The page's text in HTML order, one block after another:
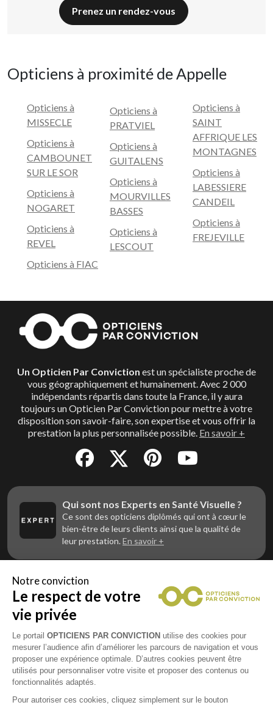
Prenez un rendez-vous
Opticiens à proximité de Appelle
Opticiens à
MISSECLE
Opticiens à
CAMBOUNET
SUR LE SOR
Opticiens à
NOGARET
Opticiens à
REVEL
Opticiens à FIAC
Opticiens à
PRATVIEL
Opticiens à
GUITALENS
Opticiens à
MOURVILLES
BASSES
Opticiens à
LESCOUT
Opticiens à
SAINT
AFFRIQUE LES
MONTAGNES
Opticiens à
LABESSIERE
CANDEIL
Opticiens à
FREJEVILLE
Un Opticien Par Conviction est un spécialiste proche de
vous géographiquement et humainement. Avec 2 000
indépendants répartis dans toute la France, il y aura
toujours un Opticien Par Conviction pour mettre à votre
disposition son savoir-faire, son expertise et vous offrir la
prestation la plus personnalisée possible. En savoir +
Qui sont nos Experts en Santé Visuelle ?
Ce sont des opticiens diplômés qui ont à cœur le
bien-être de leurs clients ainsi que la qualité de
leur prestation. En savoir +
Vous êtes un professionnel de la vue et
vous souhaitez nous rejoindre ?
Contactez Alliance Optic, la centrale d’achats et
d’accompagnement des opticiens indépendants
Notre conviction
Le respect de votre
vie privée
Le portail OPTICIENS PAR CONVICTION utilise des cookies pour
mesurer l’audience afin d’améliorer les parcours de navigation et vous
proposer une expérience optimale. D’autres cookies peuvent être
utilisés pour personnaliser votre visite et proposer des contenus ou
fonctionnalités adaptés.
Pour autoriser ces cookies, cliquez simplement sur le bouton